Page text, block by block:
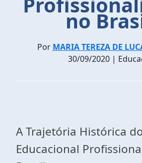
no
Por MARIA TEREZA DE
30/09/2020 |
A Trajetória Histórica
Educacional